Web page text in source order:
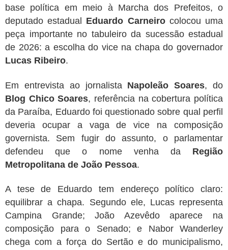
base política em meio à Marcha dos Prefeitos, o
deputado estadual Eduardo Carneirocolocou uma
peça importante no tabuleiro da sucessão estadual
de 2026: a escolha do vice na chapa do governador
Lucas Ribeiro.
Em entrevista ao jornalista Napoleão Soares, do
Blog Chico Soares, referência na cobertura política
da Paraíba, Eduardo foi questionado sobre qual perfil
deveria ocupar a vaga de vice na composição
governista. Sem fugir do assunto, o parlamentar
defendeu que o nome venha da Região
Metropolitana de João Pessoa.
A tese de Eduardo tem endereço político claro:
equilibrar a chapa. Segundo ele, Lucas representa
Campina Grande; João Azevêdo aparece na
composição para o Senado; e Nabor Wanderley
chega com a força do Sertão e do municipalismo,